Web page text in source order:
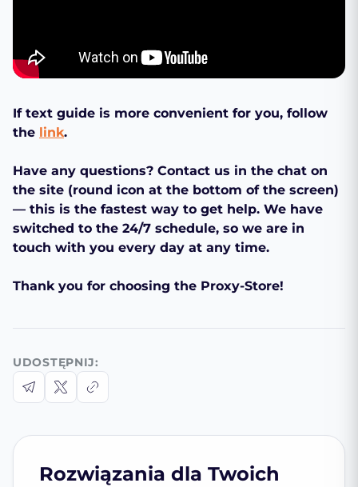
If text guide is more convenient for you, follow
the link.
Have any questions? Contact us in the chat on
the site (round icon at the bottom of the screen)
— this is the fastest way to get help. We have
switched to the 24/7 schedule, so we are in
touch with you every day at any time.
Thank you for choosing the Proxy-Store!
UDOSTĘPNIJ:
Rozwiązania dla Twoich